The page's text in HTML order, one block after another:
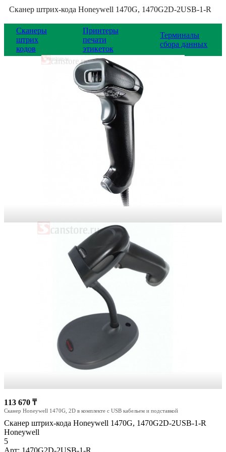
Сканер штрих-кода Honeywell 1470G, 1470G2D-2USB-1-R
Сканеры
штрих
кодов
Принтеры
печати
этикеток
Терминалы
сбора данных
113 670 ₸
Сканер Honeywell 1470G, 2D в комплекте с USB кабельем и подставкой
Сканер штрих-кода Honeywell 1470G, 1470G2D-2USB-1-R
Honeywell
5
Арт: 1470G2D-2USB-1-R